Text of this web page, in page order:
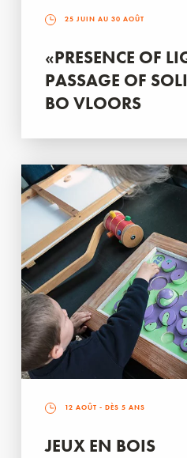
25 JUIN AU 30 AOÛT
«PRESENCE OF
PASSAGE OF
BO VLOORS
12 AOÛT - DÈS 5 ANS
JEUX EN BOIS